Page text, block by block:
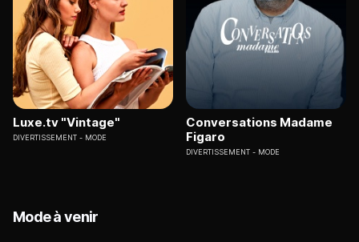
Luxe.tv "Vintage"
DIVERTISSEMENT MODE
Conversations Madame
Figaro
DIVERTISSEMENT MODE
Mode à venir